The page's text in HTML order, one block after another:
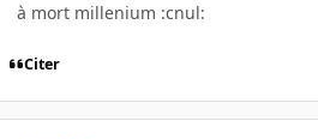
à mort millenium :cnul:
Citer